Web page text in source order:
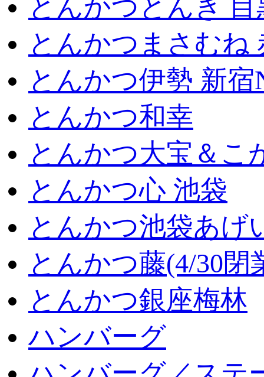
とんかつとんき
とんかつまさむね
とんかつ伊勢 新宿
とんかつ和幸
とんかつ大宝＆こ
とんかつ心 池袋
とんかつ池袋あげ
とんかつ藤(4/30閉
とんかつ銀座梅林
ハンバーグ